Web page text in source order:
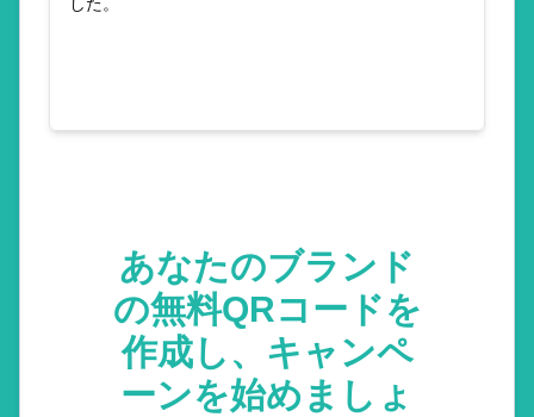
あなたのブランド
の無料QRコードを
作成し、キャンペ
ーンを始めましょ